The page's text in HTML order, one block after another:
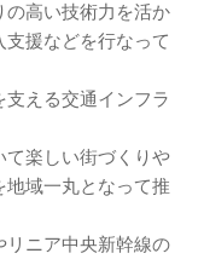
の高い技術力を活か
援などを行なって
える交通インフラ
楽しい街づくりや
域一丸となって推
ニア中央新幹線の